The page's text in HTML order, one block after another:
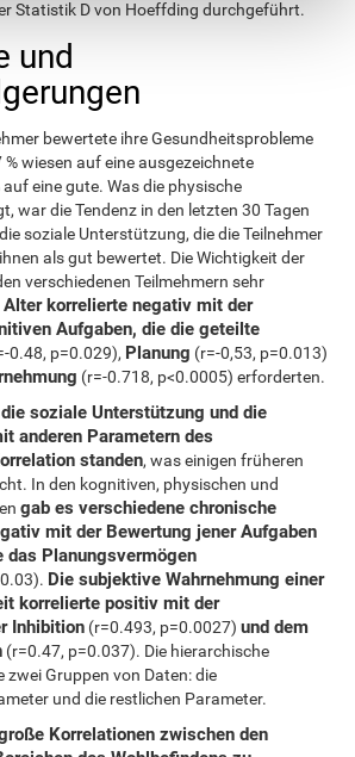
Statistik D von Hoeffding durchgeführt.
und
bewertete ihre Gesundheitsprobleme
wiesen auf eine ausgezeichnete
eine gute. Was die physische
war die Tendenz in den letzten 30 Tagen
soziale Unterstützung, die die Teilnehmer
als gut bewertet. Die Wichtigkeit der
verschiedenen Teilmehmern sehr
Alter korrelierte negativ mit der
Aufgaben, die die geteilte
0.48, p=0.029), Planung (r=-0,53, p=0.013)
(r=-0.718, p<0.0005) erforderten.
die soziale Unterstützung und die
anderen Parametern des
standen, was einigen früheren
In den kognitiven, physischen und
gab es verschiedene chronische
mit der Bewertung jener Aufgaben
das Planungsvermögen
Die subjektive Wahrnehmung einer
korrelierte positiv mit der
Inhibition (r=0.493, p=0.0027)und dem
(r=0.47, p=0.037). Die hierarchische
zwei Gruppen von Daten: die
und die restlichen Parameter.
Korrelationen zwischen den